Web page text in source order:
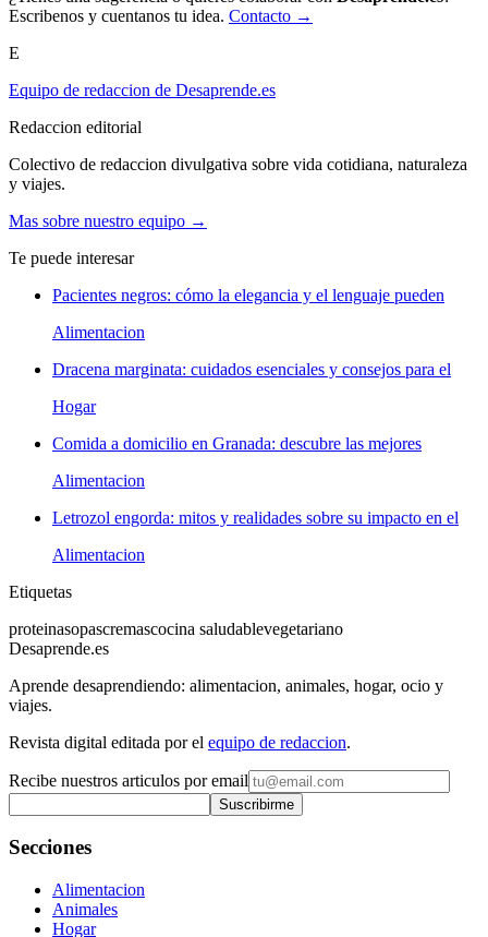
Escribenos y cuentanos tu idea. Contacto →
E
Equipo de redaccion de Desaprende.es
Redaccion editorial
Colectivo de redaccion divulgativa sobre vida cotidiana, naturaleza
y viajes.
Mas sobre nuestro equipo →
Te puede interesar
Pacientes negros: cómo la elegancia y el lenguaje pueden
Alimentacion
Dracena marginata: cuidados esenciales y consejos para el
Hogar
Comida a domicilio en Granada: descubre las mejores
Alimentacion
Letrozol engorda: mitos y realidades sobre su impacto en el
Alimentacion
Etiquetas
proteinasopascremascocina saludablevegetariano
Desaprende.es
Aprende desaprendiendo: alimentacion, animales, hogar, ocio y
viajes.
Revista digital editada por el equipo de redaccion.
Recibe nuestros articulos por email
Suscribirme
Secciones
Alimentacion
Animales
Hogar